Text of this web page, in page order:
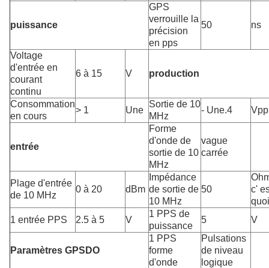
puissance
GPS
verrouille la
précision
en pps
50 ns
Voltage
d'entrée en
courant
continu
6 à 15 V production
Consommation
en cours
> 1 Une
Sortie de 10
MHz
- Une.4 Vpp
entrée
Forme
d'onde de
sortie de 10
MHz
vague
carrée
Plage d'entrée
de 10 MHz
0 à 20 dBm
Impédance
de sortie de
10 MHz
50
c'
1 entrée PPS
2.5 à 5 V
1 PPS de
puissance
5 V
Paramètres GPSDO
1 PPS
forme
d'onde
Pulsations
de niveau
logique